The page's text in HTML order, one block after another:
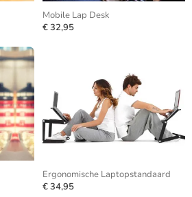
Mobile Lap Desk
€ 32,95
Ergonomische Laptopstandaard
€ 34,95